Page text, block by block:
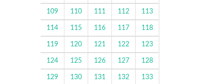
109 110 111 112 113
114 115 116 117 118
119 120 121 122 123
124 125 126 127 128
129 130 131 132 133